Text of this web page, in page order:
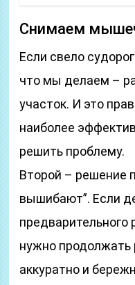
Снимаем
Если свело
что мы делаем –
участок. И это
наиболее
решить проблему.
Второй – решение
вышибают”. Если
предварительного
нужно продолжать
аккуратно и